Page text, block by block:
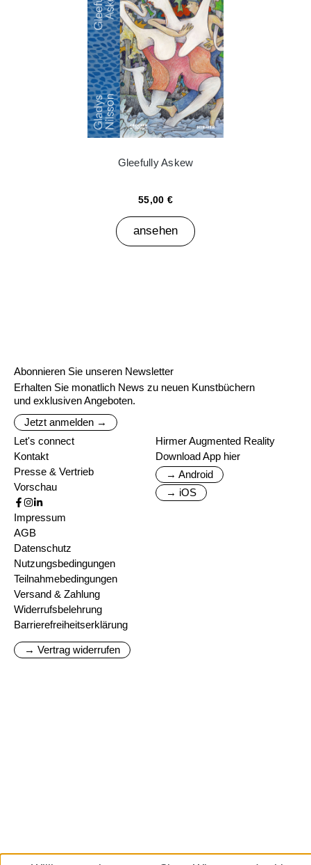
Gleefully Askew
55,00 €
ansehen
Abonnieren Sie unseren Newsletter
Erhalten Sie monatlich News zu neuen Kunstbüchern
und exklusiven Angeboten.
Jetzt anmelden →
Let's connect
Kontakt
Presse & Vertrieb
Vorschau
Hirmer Augmented Reality
Download App hier
→ Android
→ iOS
Impressum
AGB
Datenschutz
Nutzungsbedingungen
Teilnahmebedingungen
Versand & Zahlung
Widerrufsbelehrung
Barrierefreiheitserklärung
→ Vertrag widerrufen